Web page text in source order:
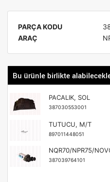
PARÇA KODU
ARAÇ
Bu ürünle birlikte
PACALIK, SOL
387030553001
TUTUCU, M/T
897011448051
NQR70/NPR75/
387039764101